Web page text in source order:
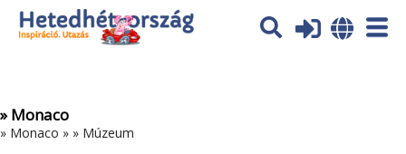
Az oldal sütiket (cookies) használ. További tájékoztatás itt:
Adatvédelmi tájékoztató
» Monaco
» Monaco » » Múzeum